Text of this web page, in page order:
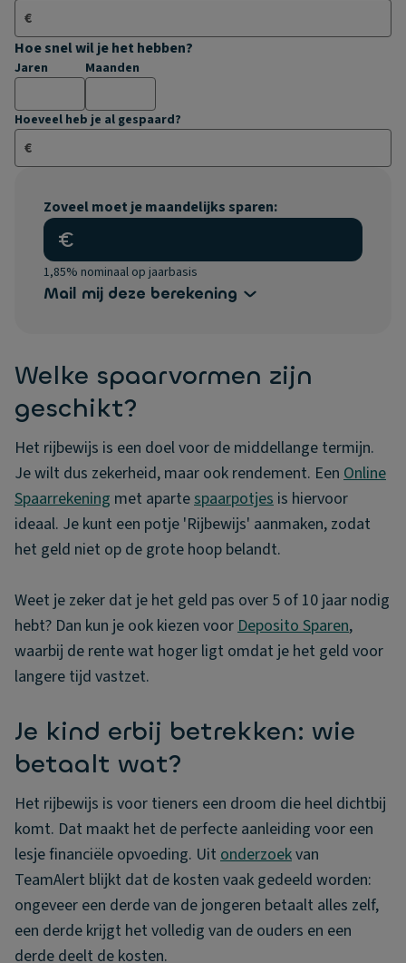
€
Hoe snel wil je het hebben?
Jaren Maanden
Hoeveel heb je al gespaard?
€
Zoveel moet je maandelijks sparen:
€
1,85% nominaal op jaarbasis
Mail mij deze berekening
Welke spaarvormen zijn
geschikt?
Het rijbewijs is een doel voor de middellange termijn.
Je wilt dus zekerheid, maar ook rendement. Een Online
Spaarrekening met apartespaarpotjes is hiervoor
ideaal. Je kunt een potje 'Rijbewijs' aanmaken, zodat
het geld niet op de grote hoop belandt.
Weet je zeker dat je het geld pas over 5 of 10 jaar nodig
hebt? Dan kun je ook kiezen voorDeposito Sparen,
waarbij de rente wat hoger ligt omdat je het geld voor
langere tijd vastzet.
Je kind erbij betrekken: wie
betaalt wat?
Het rijbewijs is voor tieners een droom die heel dichtbij
komt. Dat maakt het de perfecte aanleiding voor een
lesje financiële opvoeding. Uit onderzoekvan
TeamAlert blijkt dat de kosten vaak gedeeld worden:
ongeveer een derde van de jongeren betaalt alles zelf,
een derde krijgt het volledig van de ouders en een
derde deelt de kosten.